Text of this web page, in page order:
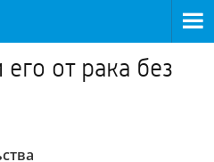
от рака без